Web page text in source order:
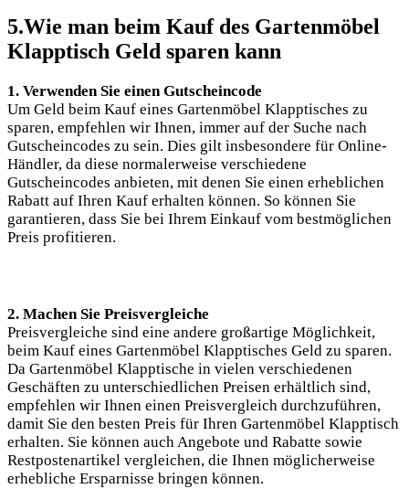
5.Wie man beim Kauf des Gartenmöbel
Klapptisch Geld sparen kann
1. Verwenden Sie einen Gutscheincode
Um Geld beim Kauf eines Gartenmöbel Klapptisches zu
sparen, empfehlen wir Ihnen, immer auf der Suche nach
Gutscheincodes zu sein. Dies gilt insbesondere für Online-
Händler, da diese normalerweise verschiedene
Gutscheincodes anbieten, mit denen Sie einen erheblichen
Rabatt auf Ihren Kauf erhalten können. So können Sie
garantieren, dass Sie bei Ihrem Einkauf vom bestmöglichen
Preis profitieren.
2. Machen Sie Preisvergleiche
Preisvergleiche sind eine andere großartige Möglichkeit,
beim Kauf eines Gartenmöbel Klapptisches Geld zu sparen.
Da Gartenmöbel Klapptische in vielen verschiedenen
Geschäften zu unterschiedlichen Preisen erhältlich sind,
empfehlen wir Ihnen einen Preisvergleich durchzuführen,
damit Sie den besten Preis für Ihren Gartenmöbel Klapptisch
erhalten. Sie können auch Angebote und Rabatte sowie
Restpostenartikel vergleichen, die Ihnen möglicherweise
erhebliche Ersparnisse bringen können.